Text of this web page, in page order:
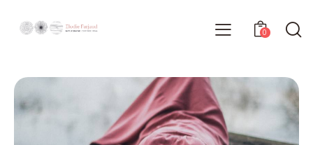
0